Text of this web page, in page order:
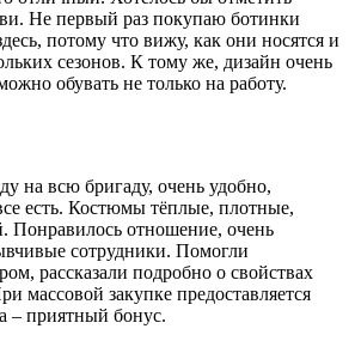
Не первый раз покупаю ботинки
потому что вижу, как они носятся и
сезонов. К тому же, дизайн очень
обувать не только на работу.
на всю бригаду, очень удобно,
есть. Костюмы тёплые, плотные,
Понравилось отношение, очень
сотрудники. Помогли
рассказали подробно о свойствах
массовой закупке предоставляется
– приятный бонус.